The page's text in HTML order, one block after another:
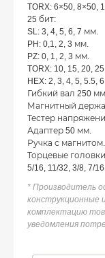
TORX: 6×50, 8×50,
25 бит:
SL: 3, 4, 5, 6, 7 мм.
PH: 0,1, 2, 3 мм.
PZ: 0, 1, 2, 3 мм.
TORX: 10, 15, 20,
HEX: 2, 3, 4, 5, 5.5,
Гибкий вал 250 мм.
Магнитный
Тестер
Адаптер 50 мм.
Ручка с магнитом.
Торцевые головки:
5/16, 11/32, 3/8, 7/
* Производитель
конструкционные
комплектацию
уведомления